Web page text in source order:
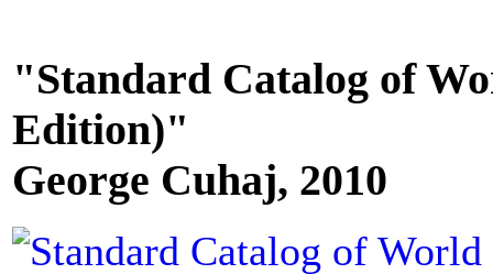
"Standard Catalog of
Edition)"
George Cuhaj, 2010